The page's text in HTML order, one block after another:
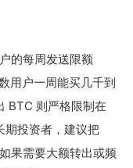
的每周发送限额
用户一周能买几千到
BTC 则严格限制在
投资者，建议把
果需要大额转出或频